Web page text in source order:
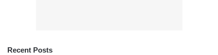
Recent Posts